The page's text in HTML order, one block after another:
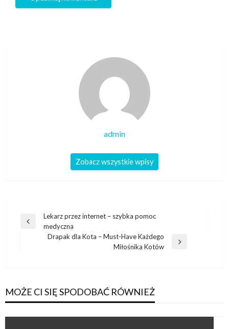
admin
Zobacz wszystkie wpisy
Nawigacja
wpisu
Poprzedni
Lekarz przez internet – szybka pomoc
medyczna
Drapak dla Kota – Must-Have Każdego
Miłośnika Kotów
MOŻE CI SIĘ SPODOBAĆ RÓWNIEŻ